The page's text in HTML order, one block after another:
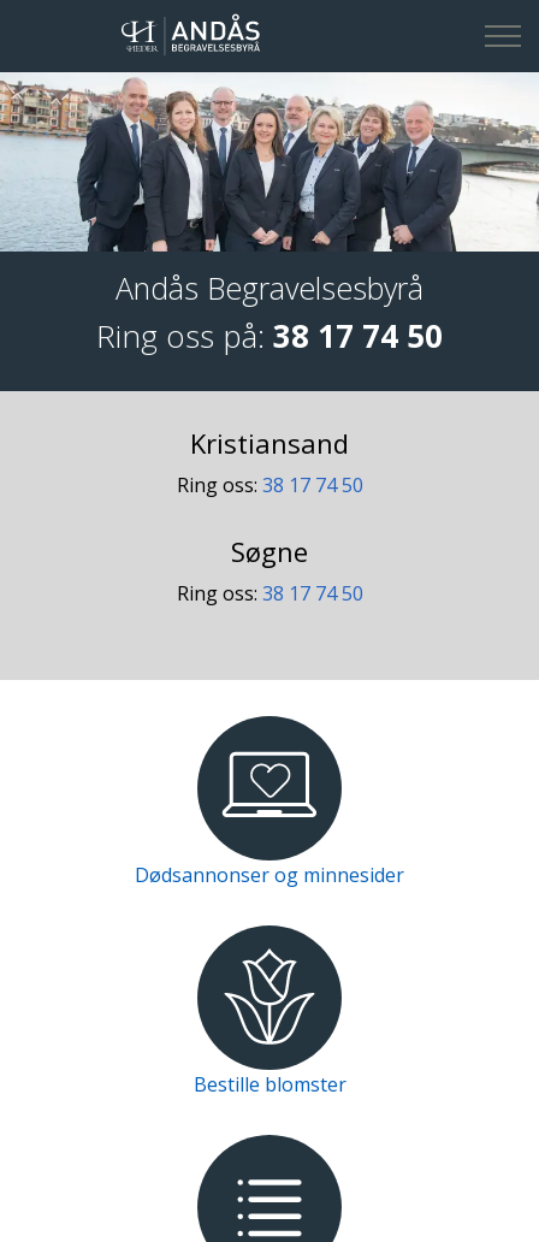
Andås Begravelsesbyrå
Ring oss på: 38 17 74 50
Kristiansand
Ring oss: 38 17 74 50
Søgne
Ring oss: 38 17 74 50
Dødsannonser og minnesider
Bestille blomster